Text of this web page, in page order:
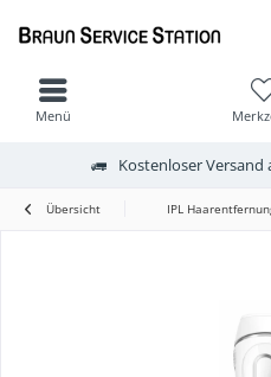
Kostenloser Versand
Menü
Übersicht IPL